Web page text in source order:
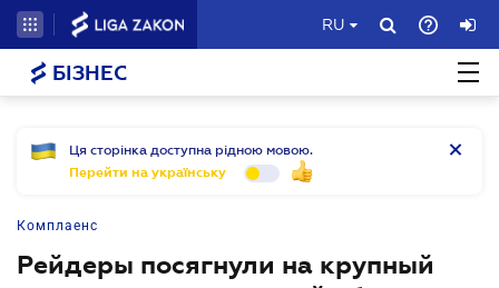
RU
БІЗНЕС
Ця сторінка доступна рідною мовою.
Перейти на українську
Комплаенс
Рейдеры посягнули на крупный